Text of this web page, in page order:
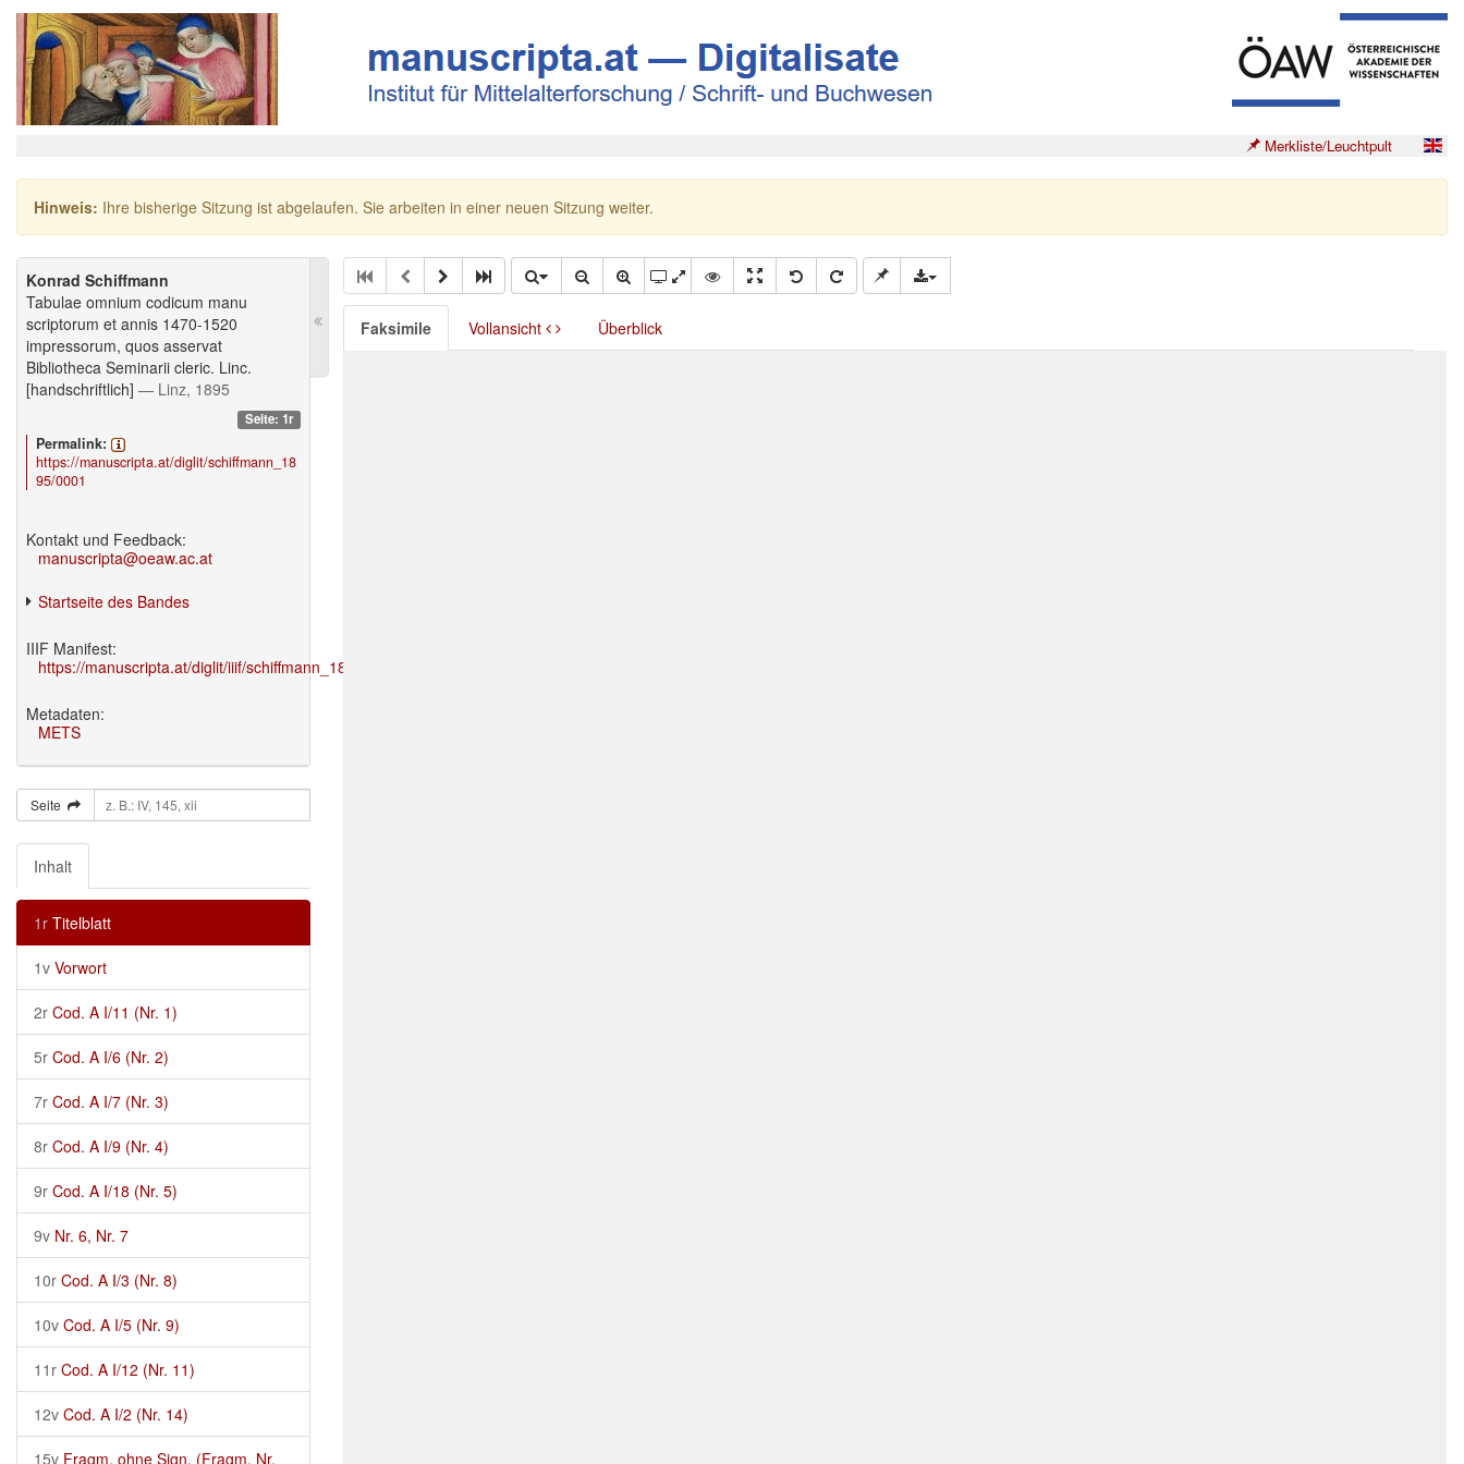
Merkliste/Leuchtpult
Hinweis: Ihre bisherige Sitzung ist abgelaufen. Sie arbeiten in einer neuen Sitzung weiter.
Konrad Schiffmann
Tabulae omnium codicum manu
scriptorum et annis 1470-1520
impressorum, quos asservat
Bibliotheca Seminarii cleric. Linc.
[handschriftlich] — Linz, 1895
Seite: 1r
Permalink:
https://manuscripta.at/diglit/schiffmann_18
95/0001
Kontakt und Feedback:
manuscripta@oeaw.ac.at
Startseite des Bandes
IIIF Manifest:
https://manuscripta.at/diglit/iiif/schiffmann_1895/manifest.json
Metadaten:
METS
Seite
Inhalt
1r Titelblatt
1v Vorwort
2r Cod. A I/11 (Nr. 1)
5r Cod. A I/6 (Nr. 2)
7r Cod. A I/7 (Nr. 3)
8r Cod. A I/9 (Nr. 4)
9r Cod. A I/18 (Nr. 5)
9v Nr. 6, Nr. 7
10r Cod. A I/3 (Nr. 8)
10v Cod. A I/5 (Nr. 9)
11r Cod. A I/12 (Nr. 11)
12v Cod. A I/2 (Nr. 14)
15v Fragm. ohne Sign. (Fragm. Nr.
Faksimile Vollansicht Überblick